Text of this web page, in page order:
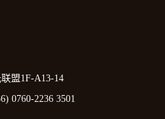
盟1F-A13-14
0760-2236 3501